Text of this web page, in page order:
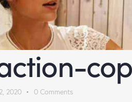
2020 0 Comments